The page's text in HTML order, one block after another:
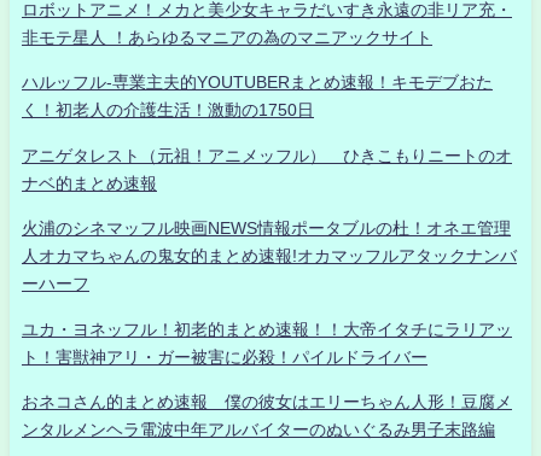
ロボットアニメ！メカと美少女キャラだいすき永遠の非リア充・
非モテ星人 ！あらゆるマニアの為のマニアックサイト
ハルッフル-専業主夫的YOUTUBERまとめ速報！キモデブおた
く！初老人の介護生活！激動の1750日
アニゲタレスト（元祖！アニメッフル） ひきこもりニートのオ
ナベ的まとめ速報
火浦のシネマッフル映画NEWS情報ポータブルの杜！オネエ管理
人オカマちゃんの鬼女的まとめ速報!オカマッフルアタックナンバ
ーハーフ
ユカ・ヨネッフル！初老的まとめ速報！！大帝イタチにラリアッ
ト！害獣神アリ・ガー被害に必殺！パイルドライバー
おネコさん的まとめ速報 僕の彼女はエリーちゃん人形！豆腐メ
ンタルメンヘラ電波中年アルバイターのぬいぐるみ男子末路編